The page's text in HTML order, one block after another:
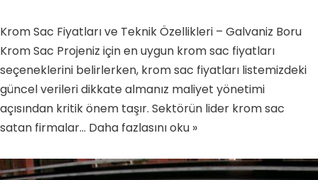
Krom Sac Fiyatları ve Teknik Özellikleri – Galvaniz Boru
Krom Sac Projeniz için en uygun krom sac fiyatları
seçeneklerini belirlerken, krom sac fiyatları listemizdeki
güncel verileri dikkate almanız maliyet yönetimi
açısından kritik önem taşır. Sektörün lider krom sac
satan firmalar… Daha fazlasını oku »